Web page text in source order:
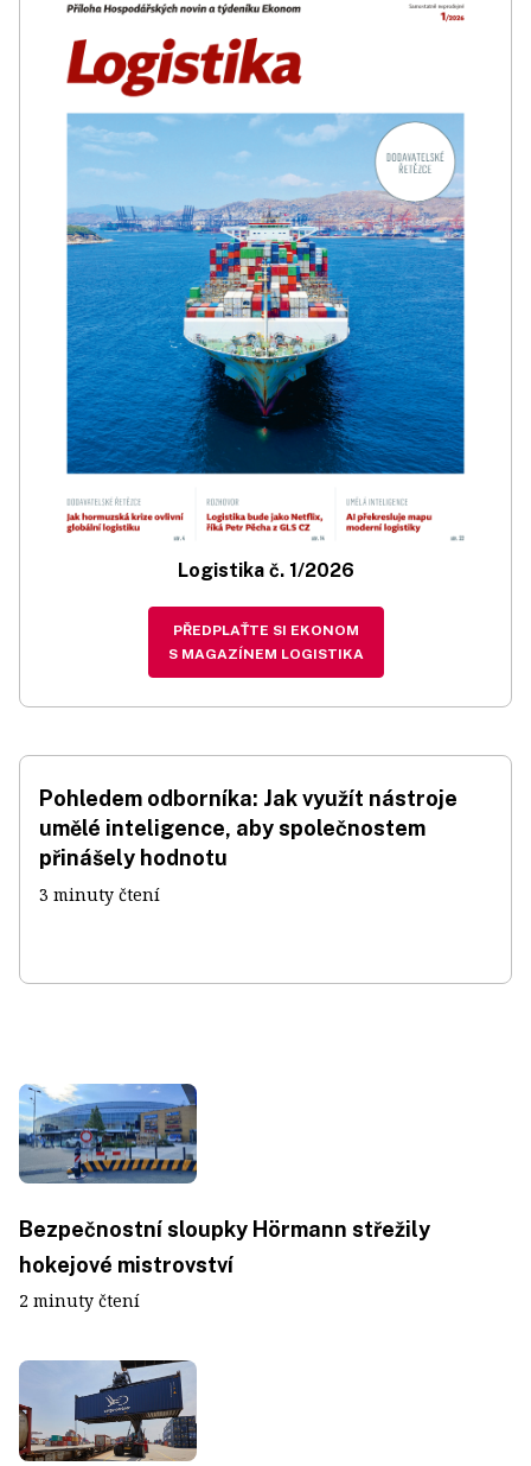
Logistika č. 1/2026
PŘEDPLAŤTE SI EKONOM
S MAGAZÍNEM LOGISTIKA
Pohledem odborníka: Jak využít nástroje
umělé inteligence, aby společnostem
přinášely hodnotu
3 minuty čtení
Bezpečnostní sloupky Hörmann střežily
hokejové mistrovství
2 minuty čtení